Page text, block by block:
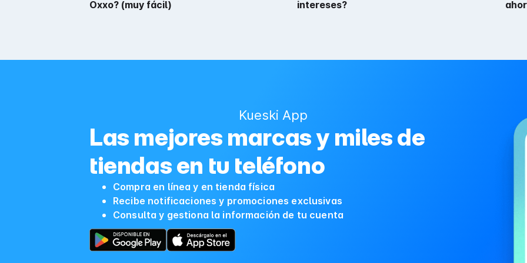
Oxxo? (muy fácil) intereses?
Kueski App
Las mejores marcas y miles de
tiendas en tu teléfono
Compra en línea y en tienda física
Recibe notificaciones y promociones exclusivas
Consulta y gestiona la información de tu cuenta